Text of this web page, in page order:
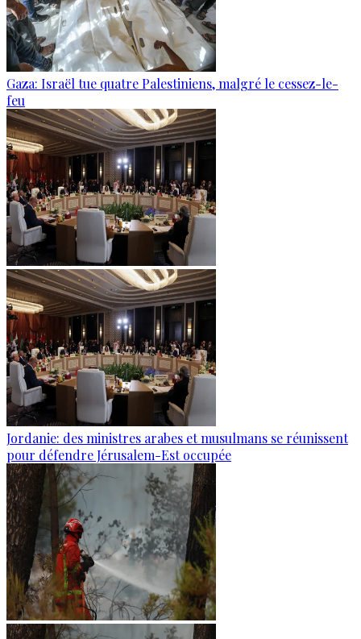
Gaza: Israël tue quatre Palestiniens, malgré le cessez-le-
feu
Jordanie: des ministres arabes et musulmans se réunissent
pour défendre Jérusalem-Est occupée